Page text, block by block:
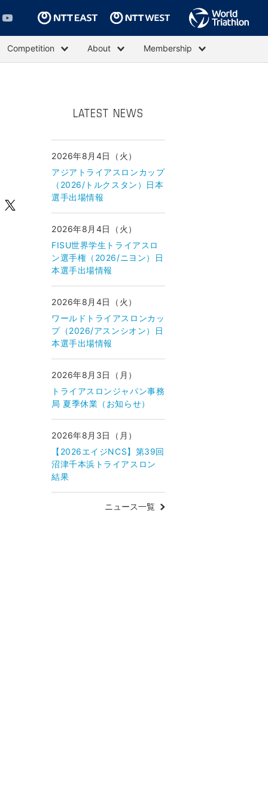
Competition About Membership
LATEST NEWS
2026年8月4日（火）
アジアトライアスロンカップ
（2026/トルクスタン）日本
選手出場情報
2026年8月4日（火）
FISU世界学生トライアスロ
ン選手権（2026/ニヨン）日
本選手出場情報
2026年8月4日（火）
ワールドトライアスロンカッ
プ（2026/アスンシオン）日
本選手出場情報
2026年8月3日（月）
トライアスロンジャパン事務
局 夏季休業（お知らせ）
2026年8月3日（月）
【2026エイジNCS】第39回
沼津千本浜トライアスロン
結果
ニュース一覧